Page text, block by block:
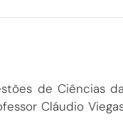
de Ciências da
Cláudio